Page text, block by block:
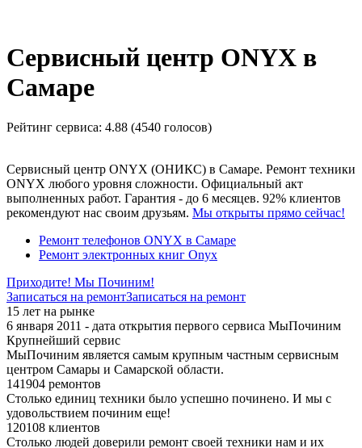
Сервисный центр ONYX в
Самаре
Рейтинг сервиса: 4.88 (4540 голосов)
Сервисный центр ONYX (ОНИКС) в Самаре. Ремонт техники
ONYX любого уровня сложности. Официальный акт
выполненных работ. Гарантия - до 6 месяцев. 92% клиентов
рекомендуют нас своим друзьям. Мы открыты прямо сейчас!
Ремонт телефонов ONYX в Самаре
Ремонт электронных книг Onyx
Приходите! Мы Починим!
Записаться на ремонтЗаписаться на ремонт
15 лет на рынке
6 января 2011 - дата открытия первого сервиса МыПочиним
Крупнейший сервис
МыПочиним является самым крупным частным сервисным
центром Самары и Самарской области.
141904 ремонтов
Столько единиц техники было успешно починено. И мы с
удовольствием починим еще!
120108 клиентов
Столько людей доверили ремонт своей техники нам и их